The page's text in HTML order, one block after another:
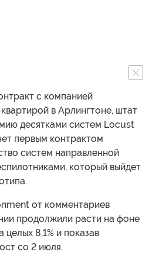
с компанией
в Арлингтоне, штат
десятками систем Locust
первым контрактом
систем направленной
который выйдет
от комментариев
продолжили расти на фоне
целых 8,1% и показав
со 2 июля.